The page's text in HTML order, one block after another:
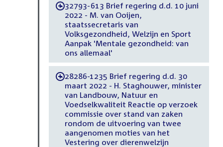
-32793-613 Brief regering d.d. 10 juni
2022 - M. van Ooijen,
staatssecretaris van
Volksgezondheid, Welzijn en Sport
Aanpak 'Mentale gezondheid: van
ons allemaal'
-28286-1235 Brief regering d.d. 30
maart 2022 - H. Staghouwer, minister
van Landbouw, Natuur en
Voedselkwaliteit Reactie op verzoek
commissie over stand van zaken
rondom de uitvoering van twee
aangenomen moties van het
Vestering over dierenwelzijn